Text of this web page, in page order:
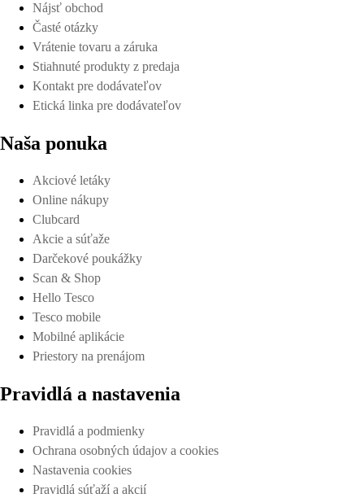
Nájsť obchod
Časté otázky
Vrátenie tovaru a záruka
Stiahnuté produkty z predaja
Kontakt pre dodávateľov
Etická linka pre dodávateľov
Naša ponuka
Akciové letáky
Online nákupy
Clubcard
Akcie a súťaže
Darčekové poukážky
Scan & Shop
Hello Tesco
Tesco mobile
Mobilné aplikácie
Priestory na prenájom
Pravidlá a nastavenia
Pravidlá a podmienky
Ochrana osobných údajov a cookies
Nastavenia cookies
Pravidlá súťaží a akcií